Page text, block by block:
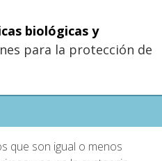
biológicas y
para la protección de
que son igual o menos